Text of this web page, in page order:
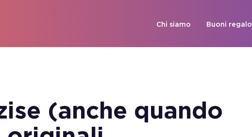
Chi siamo Buoni regalo
(anche quando